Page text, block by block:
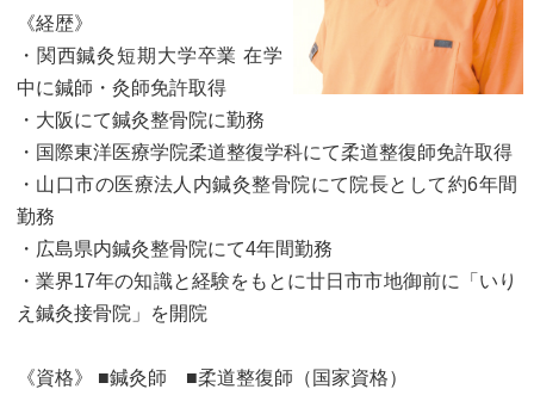
《経歴》
・関西鍼灸短期大学卒業 在学
中に鍼師・灸師免許取得
・大阪にて鍼灸整骨院に勤務
・国際東洋医療学院柔道整復学科にて柔道整復師免許取得
・山口市の医療法人内鍼灸整骨院にて院長として約6年間
勤務
・広島県内鍼灸整骨院にて4年間勤務
・業界17年の知識と経験をもとに廿日市市地御前に「いり
え鍼灸接骨院」を開院
《資格》 ■鍼灸師 ■柔道整復師（国家資格）